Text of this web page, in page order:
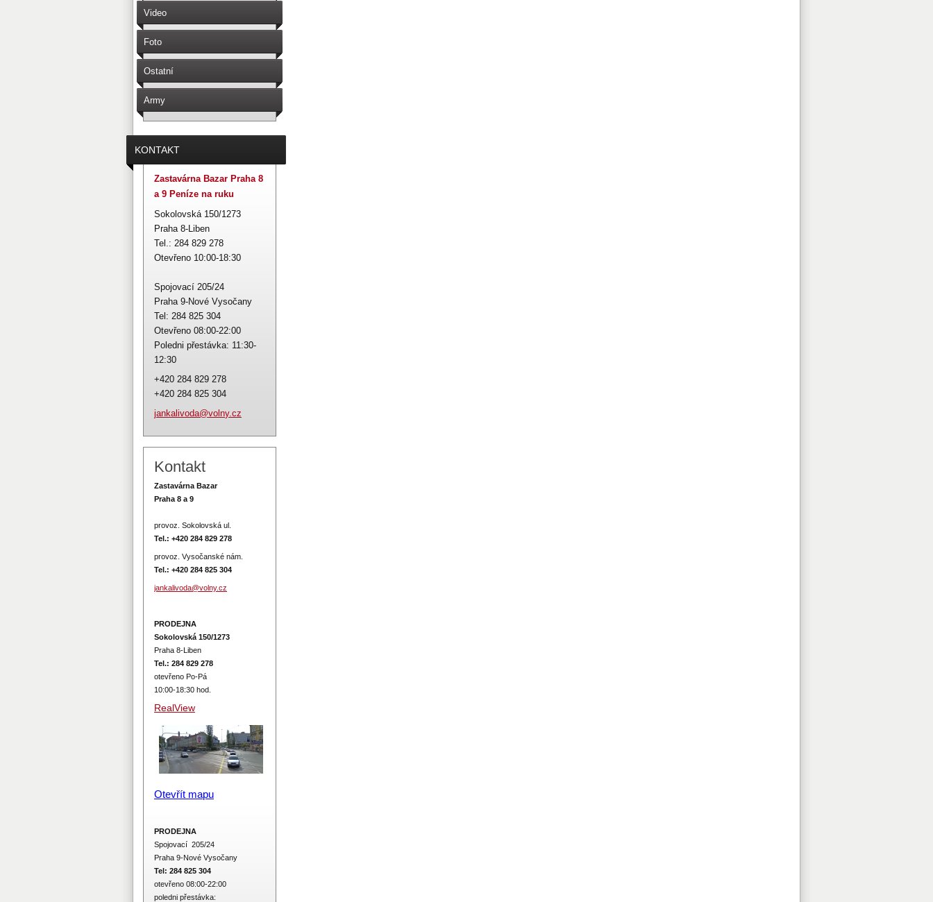
Video
Foto
Ostatní
Army
KONTAKT
Zastavárna Bazar Praha 8
a 9 Peníze na ruku
Sokolovská 150/1273
Praha 8-Liben
Tel.: 284 829 278
Otevřeno 10:00-18:30
Spojovací 205/24
Praha 9-Nové Vysočany
Tel: 284 825 304
Otevřeno 08:00-22:00
Poledni přestávka: 11:30-
12:30
+420 284 829 278
+420 284 825 304
jankalivoda@volny.cz
Kontakt
Zastavárna Bazar
Praha 8 a 9
provoz. Sokolovská ul.
Tel.: +420 284 829 278
provoz. Vysočanské nám.
Tel.: +420 284 825 304
jankalivoda@volny.cz
PRODEJNA
Sokolovská 150/1273
Praha 8-Liben
Tel.: 284 829 278
otevřeno Po-Pá
10:00-18:30 hod.
RealView
Otevřít mapu
PRODEJNA
Spojovací 205/24
Praha 9-Nové Vysočany
Tel: 284 825 304
otevřeno 08:00-22:00
poledni přestávka: